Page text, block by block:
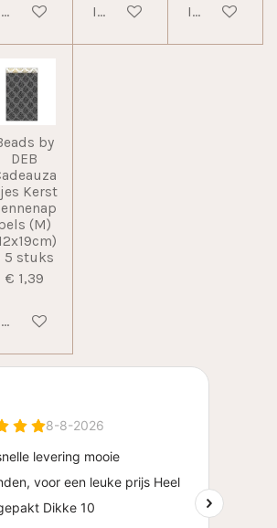
winkelwagenIn winkelwagenIn
by
DEB
Kerst
(M)
5 stuks
€ 1,39
winkelwagen